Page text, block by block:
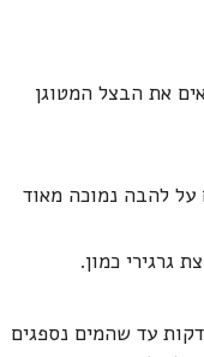
את הבצל המטוגן
ומבשלים על להבה נמוכה מאוד
גרגירי כמון.
עד שהמים נספגים